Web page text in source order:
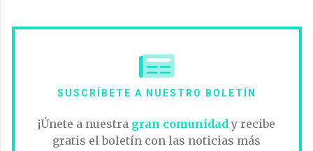
SUSCRÍBETE A NUESTRO BOLETÍN
¡Únete a nuestra gran comunidady recibe
gratis el boletín con las noticias más